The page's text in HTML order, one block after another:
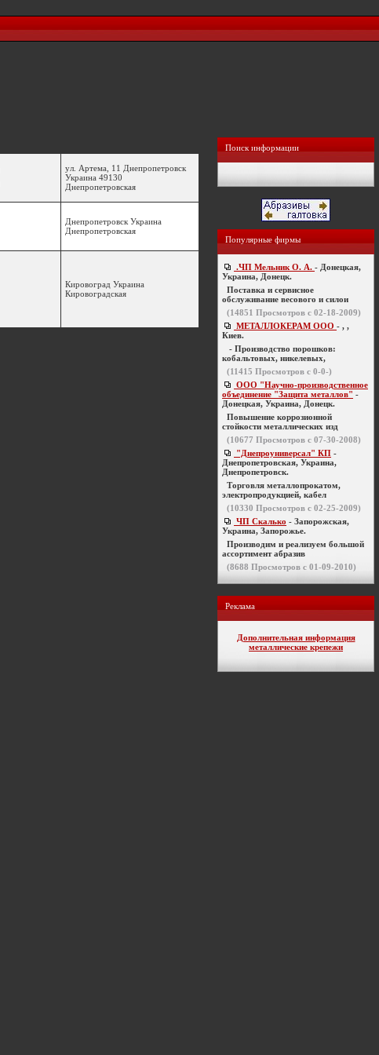
ул. Артема, 11 Днепропетровск
Украина 49130
Днепропетровская
Днепропетровск Украина
Днепропетровская
Кировоград Украина
Кировоградская
Поиск информации
Популярные фирмы
.ЧП Мельник О. А. - Донецкая,
Украина, Донецк.
Поставка и сервисное
обслуживание весового и силои
(14851 Просмотров с 02-18-2009)
МЕТАЛЛОКЕРАМ ООО - , ,
Киев.
- Производство порошков:
кобальтовых, никелевых,
(11415 Просмотров с 0-0-)
ООО "Научно-производственное
объединение "Защита металлов" -
Донецкая, Украина, Донецк.
Повышение коррозионной
стойкости металлических изд
(10677 Просмотров с 07-30-2008)
"Днепроуниверсал" КП -
Днепропетровская, Украина,
Днепропетровск.
Торговля металлопрокатом,
электропродукцией, кабел
(10330 Просмотров с 02-25-2009)
ЧП Скалько - Запорожская,
Украина, Запорожье.
Производим и реализуем большой
ассортимент абразив
(8688 Просмотров с 01-09-2010)
Реклама
Дополнительная информация
металлические крепежи